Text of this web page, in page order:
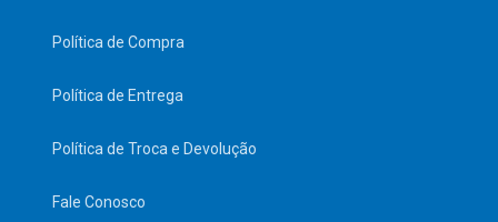
Política de Compra
Política de Entrega
Política de Troca e Devolução
Fale Conosco